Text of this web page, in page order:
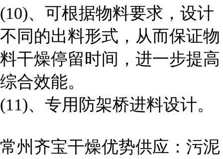
(10)、可根据物料要求，设计
不同的出料形式，从而保证物
料干燥停留时间，进一步提高
综合效能。
(11)、专用防架桥进料设计。
常州齐宝干燥优势供应：污泥